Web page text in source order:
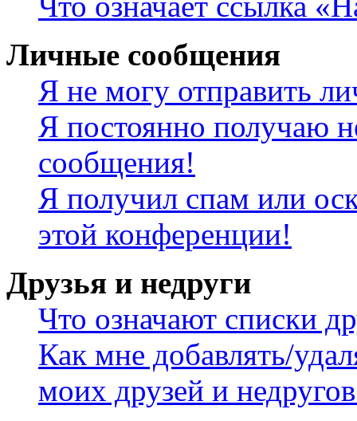
Личные сообщения
Я не могу отправить
Я постоянно получаю
сообщения!
Я получил спам или
этой конференции!
Друзья и недруги
Что означают списки
Как мне добавлять/
моих друзей и